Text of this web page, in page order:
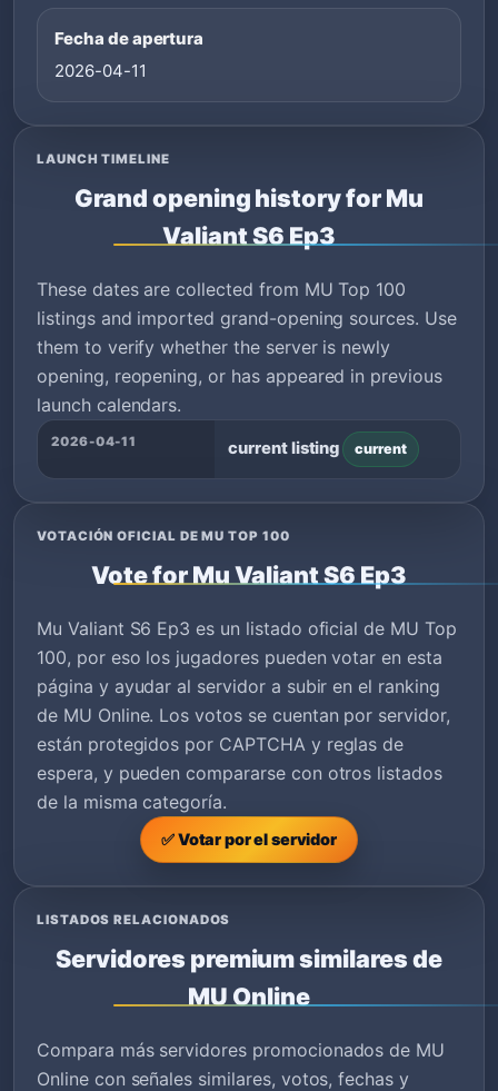
Fecha de apertura
2026-04-11
LAUNCH TIMELINE
Grand opening history for Mu
Valiant S6 Ep3
These dates are collected from MU Top 100
listings and imported grand-opening sources. Use
them to verify whether the server is newly
opening, reopening, or has appeared in previous
launch calendars.
2026-04-11 current listing current
VOTACIÓN OFICIAL DE MU TOP 100
Vote for Mu Valiant S6 Ep3
Mu Valiant S6 Ep3 es un listado oficial de MU Top
100, por eso los jugadores pueden votar en esta
página y ayudar al servidor a subir en el ranking
de MU Online. Los votos se cuentan por servidor,
están protegidos por CAPTCHA y reglas de
espera, y pueden compararse con otros listados
de la misma categoría.
✅ Votar por el servidor
LISTADOS RELACIONADOS
Servidores premium similares de
MU Online
Compara más servidores promocionados de MU
Online con señales similares, votos, fechas y